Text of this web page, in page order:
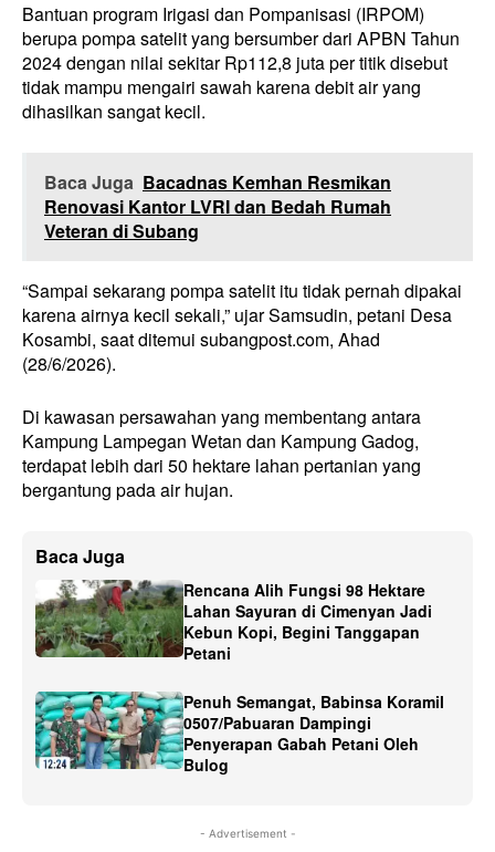
Bantuan program Irigasi dan Pompanisasi (IRPOM)
berupa pompa satelit yang bersumber dari APBN Tahun
2024 dengan nilai sekitar Rp112,8 juta per titik disebut
tidak mampu mengairi sawah karena debit air yang
dihasilkan sangat kecil.
Baca Juga Bacadnas Kemhan Resmikan
Renovasi Kantor LVRI dan Bedah Rumah
Veteran di Subang
“Sampai sekarang pompa satelit itu tidak pernah dipakai
karena airnya kecil sekali,” ujar Samsudin, petani Desa
Kosambi, saat ditemui subangpost.com, Ahad
(28/6/2026).
Di kawasan persawahan yang membentang antara
Kampung Lampegan Wetan dan Kampung Gadog,
terdapat lebih dari 50 hektare lahan pertanian yang
bergantung pada air hujan.
Baca Juga
Rencana Alih Fungsi 98 Hektare
Lahan Sayuran di Cimenyan Jadi
Kebun Kopi, Begini Tanggapan
Petani
Penuh Semangat, Babinsa Koramil
0507/Pabuaran Dampingi
Penyerapan Gabah Petani Oleh
Bulog
- Advertisement -